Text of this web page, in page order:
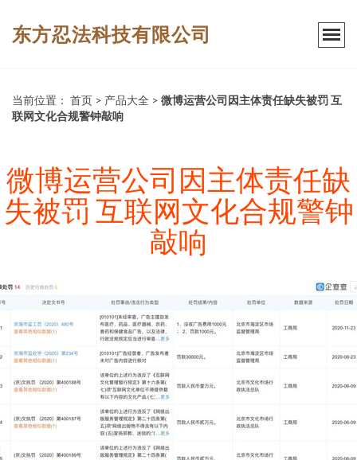
东方忍法科技有限公司
当前位置： 首页 > 产品大全 > 微博运营公司因主体责任缺失被罚 互
联网文化合规警钟敲响
微博运营公司因主体责任缺
失被罚 互联网文化合规警钟
敲响